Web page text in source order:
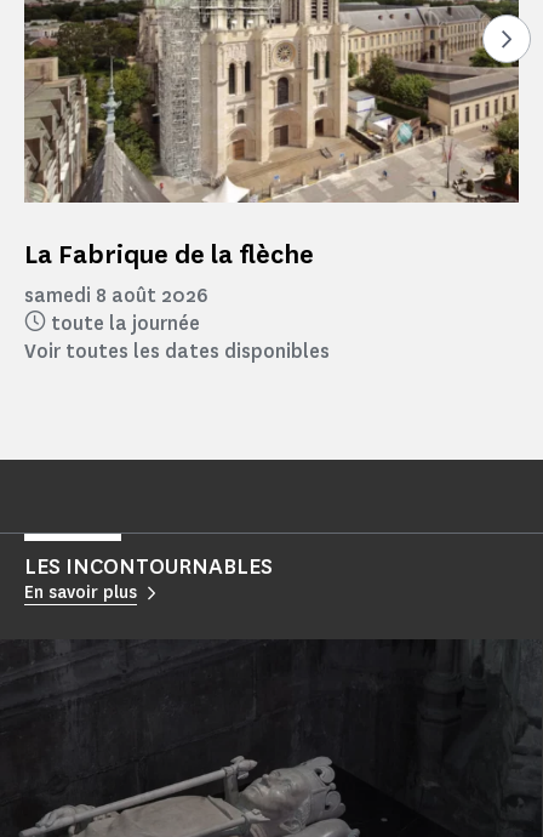
La Fabrique de la flèche
samedi 8 août 2026
toute la journée
Voir toutes les dates disponibles
LES INCONTOURNABLES
En savoir plus